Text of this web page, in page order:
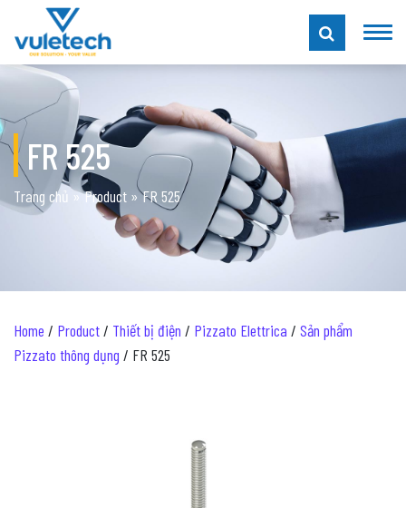
FR 525
Trang chủ »Product »FR 525
Home / Product/ Thiết bị điện / Pizzato Elettrica / Sản phẩm
Pizzato thông dụng / FR 525